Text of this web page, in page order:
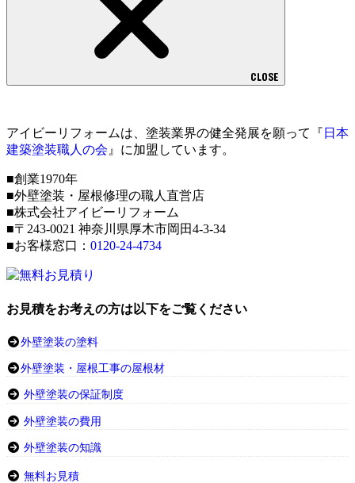
CLOSE
アイビーリフォームは、塗装業界の健全発展を願って『 日本
建築塗装職人の会 』に加盟しています。
■創業1970年
■外壁塗装・屋根修理の職人直営店
■株式会社アイビーリフォーム
■〒243-0021 神奈川県厚木市岡田4-3-34
■お客様窓口： 0120-24-4734
お見積をお考えの方は以下をご覧ください
外壁塗装の塗料
外壁塗装・屋根工事の屋根材
外壁塗装の保証制度
外壁塗装の費用
外壁塗装の知識
無料お見積